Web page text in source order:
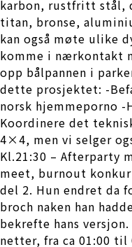
karbon, rustfritt stål,
titan, bronse,
kan også møte ulike
komme i nærkontakt
opp bålpannen i
dette prosjektet: -
norsk hjemmeporno
Koordinere det
4×4, men vi selger
Kl.21:30 – Afterparty
meet, burnout
del 2. Hun endret da
broch naken han
bekrefte hans
netter, fra ca 01:00 til